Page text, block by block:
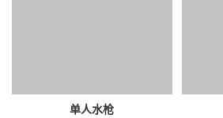
单人水枪